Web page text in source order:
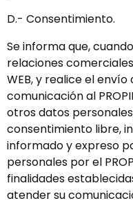
D.- Consentimiento.
Se informa que,
relaciones comerciales
WEB, y realice el
comunicación al
otros datos
consentimiento libre,
informado y expreso
personales por el
finalidades
atender su